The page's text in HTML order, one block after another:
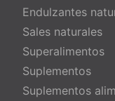
Endulzantes
Sales naturales
Superalimentos
Suplementos
Suplementos